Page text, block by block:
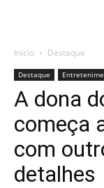
Início Destaque
Destaque
A dona
começa
com
detalhes